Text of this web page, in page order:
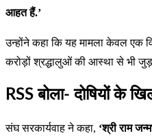
आहत हैं.’
उन्होंने कहा कि यह मामला केवल एक
करोड़ों श्रद्धालुओं की आस्था से भी
RSS बोला- दोषियों के
संघ सरकार्यवाह ने कहा, ‘श्री राम